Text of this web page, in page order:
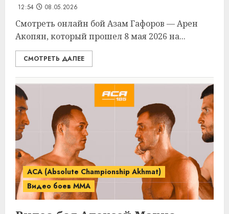
12:54 08.05.2026
Смотреть онлайн бой Азам Гафоров — Арен
Акопян, который прошел 8 мая 2026 на...
СМОТРЕТЬ ДАЛЕЕ
ACA (Absolute Championship Akhmat)
Видео боев MMA